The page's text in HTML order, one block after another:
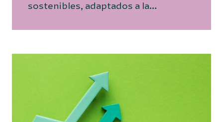
sostenibles, adaptados a la…